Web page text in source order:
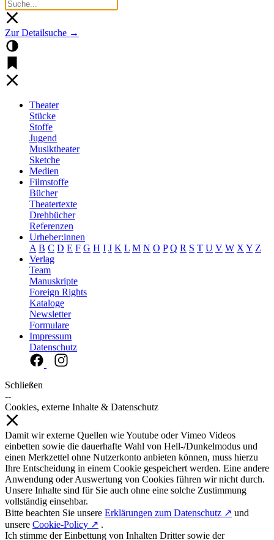
Zur Detailsuche →
Theater
Stücke
Stoffe
Jugend
Musiktheater
Sketche
Medien
Filmstoffe
Bücher
Theatertexte
Drehbücher
Referenzen
Urheber:innen
A B C D E F G H I J K L M N O P Q R S T U V W X Y Z
Verlag
Team
Manuskripte
Foreign Rights
Kataloge
Newsletter
Formulare
Impressum
Datenschutz
Schließen
--
Cookies, externe Inhalte & Datenschutz
Damit wir externe Quellen wie Youtube oder Vimeo Videos
einbetten sowie die dauerhafte Wahl von Hell-/Dunkelmodus und
einen Merkzettel ohne Nutzerkonto anbieten können, muss hierzu
Ihre Entscheidung in einem Cookie gespeichert werden. Eine andere
Anwendung oder Auswertung von Cookies führen wir nicht durch.
Unsere Inhalte sind für Sie auch ohne eine solche Zustimmung
vollständig einsehbar.
Bitte beachten Sie unsere Erklärungen zum Datenschutz ↗ und
unsere Cookie-Policy ↗ .
Ich stimme der Einbettung von Inhalten Dritter sowie der